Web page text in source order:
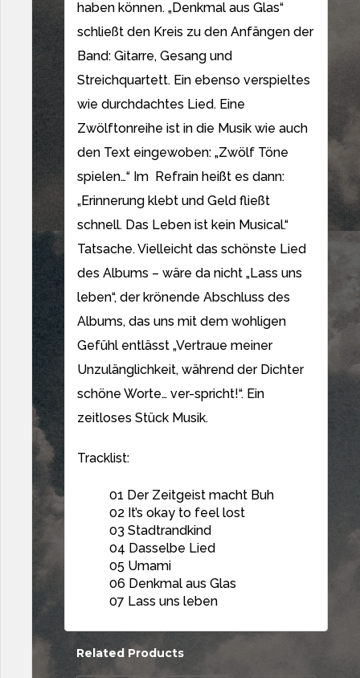
haben können. „Denkmal aus Glas“
schließt den Kreis zu den Anfängen der
Band: Gitarre, Gesang und
Streichquartett. Ein ebenso verspieltes
wie durchdachtes Lied. Eine
Zwölftonreihe ist in die Musik wie auch
den Text eingewoben: „Zwölf Töne
spielen…“ Im Refrain heißt es dann:
„Erinnerung klebt und Geld fließt
schnell. Das Leben ist kein Musical.“
Tatsache. Vielleicht das schönste Lied
des Albums – wäre da nicht „Lass uns
leben“, der krönende Abschluss des
Albums, das uns mit dem wohligen
Gefühl entlässt „Vertraue meiner
Unzulänglichkeit, während der Dichter
schöne Worte… ver-spricht!“. Ein
zeitloses Stück Musik.
Tracklist:
01 Der Zeitgeist macht Buh
02 It’s okay to feel lost
03 Stadtrandkind
04 Dasselbe Lied
05 Umami
06 Denkmal aus Glas
07 Lass uns leben
Related Products